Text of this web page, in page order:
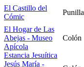
El Castillo del
Cómic
Punilla
El Hogar de Las
Abejas - Museo
Apícola
Colón
Estancia Jesuítica
Jesús María -